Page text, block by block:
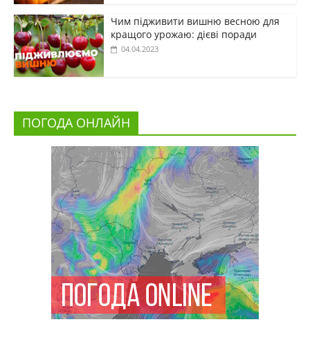
Чим підживити вишню весною для
кращого урожаю: дієві поради
04.04.2023
ПОГОДА ОНЛАЙН